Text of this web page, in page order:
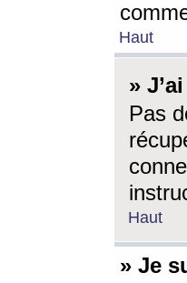
Haut
»
Pas
Haut
» Je